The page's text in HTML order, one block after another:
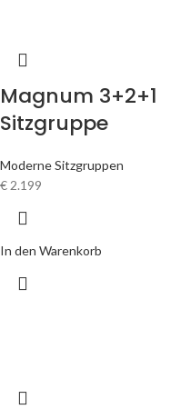
Magnum 3+2+1
Sitzgruppe
Moderne Sitzgruppen
€2.199
In den Warenkorb